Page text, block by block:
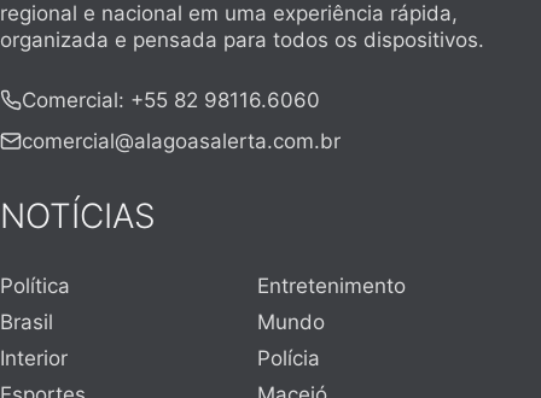
regional e nacional em uma experiência rápida,
organizada e pensada para todos os dispositivos.
Comercial: +55 82 98116.6060
comercial@alagoasalerta.com.br
NOTÍCIAS
Política
Entretenimento
Brasil
Mundo
Interior
Polícia